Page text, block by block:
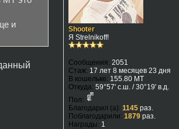
и
Shooter
Я Strelnikoff!
Сообщения: 2051
Стаж: 17 лет 8 месяцев 23 дня
В кошельке: 155.80 MT
Откуда: 59°57' с.ш. / 30°19' в.д.
Пол:
Благодарил (а): 1145раз.
Поблагодарили: 1879раз.
Награды: 1